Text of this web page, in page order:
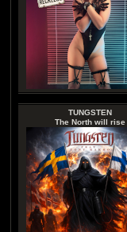
TUNGSTEN
The North will rise